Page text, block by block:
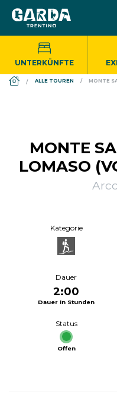
UNTERKÜNFTE
DS_BREADCRUMB.HOME
ALLE TOUREN MONTE
MONTE
LOMASO
Kategorie
Dauer
2:00
Dauer in Stunden
Status
Offen